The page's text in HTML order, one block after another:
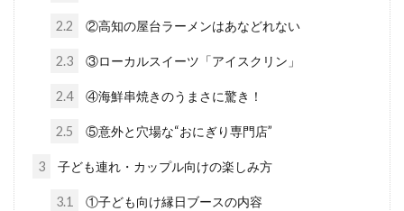
2.2 ②高知の屋台ラーメンはあなどれない
2.3 ③ローカルスイーツ「アイスクリン」
2.4 ④海鮮串焼きのうまさに驚き！
2.5 ⑤意外と穴場な“おにぎり専門店”
3 子ども連れ・カップル向けの楽しみ方
3.1 ①子ども向け縁日ブースの内容